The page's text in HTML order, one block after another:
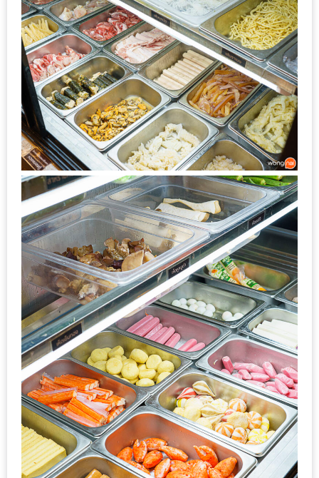
งาน
เดียว
ทั้ง
ช้อป
กิน
เที่ยว
พร้อม
โปร
โม
ชั่น
สำหรับ
คน
รัก
บ้าน
มากมาย
MAPS
MY
ACCOUNT
NEW
FACEBOOK
TIMELINE
POLICY